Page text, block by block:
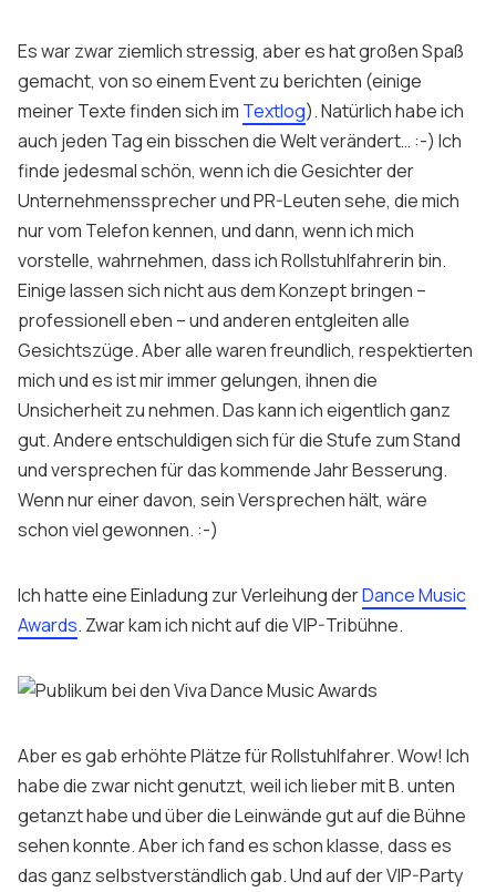
Es war zwar ziemlich stressig, aber es hat großen Spaß
gemacht, von so einem Event zu berichten (einige
meiner Texte finden sich im Textlog). Natürlich habe ich
auch jeden Tag ein bisschen die Welt verändert… :-) Ich
finde jedesmal schön, wenn ich die Gesichter der
Unternehmenssprecher und PR-Leuten sehe, die mich
nur vom Telefon kennen, und dann, wenn ich mich
vorstelle, wahrnehmen, dass ich Rollstuhlfahrerin bin.
Einige lassen sich nicht aus dem Konzept bringen –
professionell eben – und anderen entgleiten alle
Gesichtszüge. Aber alle waren freundlich, respektierten
mich und es ist mir immer gelungen, ihnen die
Unsicherheit zu nehmen. Das kann ich eigentlich ganz
gut. Andere entschuldigen sich für die Stufe zum Stand
und versprechen für das kommende Jahr Besserung.
Wenn nur einer davon, sein Versprechen hält, wäre
schon viel gewonnen. :-)
Ich hatte eine Einladung zur Verleihung derDance Music
Awards. Zwar kam ich nicht auf die VIP-Tribühne.
Aber es gab erhöhte Plätze für Rollstuhlfahrer. Wow! Ich
habe die zwar nicht genutzt, weil ich lieber mit B. unten
getanzt habe und über die Leinwände gut auf die Bühne
sehen konnte. Aber ich fand es schon klasse, dass es
das ganz selbstverständlich gab. Und auf der VIP-Party